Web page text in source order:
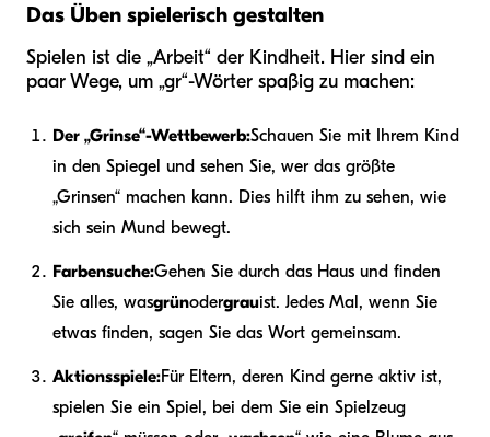
Das Üben spielerisch gestalten
Spielen ist die „Arbeit“ der Kindheit. Hier sind ein
paar Wege, um „gr“-Wörter spaßig zu machen:
Der „Grinse“-Wettbewerb:Schauen Sie mit Ihrem Kind
in den Spiegel und sehen Sie, wer das größte
„Grinsen“ machen kann. Dies hilft ihm zu sehen, wie
sich sein Mund bewegt.
Farbensuche:Gehen Sie durch das Haus und finden
Sie alles, wasgrünodergrauist. Jedes Mal, wenn Sie
etwas finden, sagen Sie das Wort gemeinsam.
Aktionsspiele:Für Eltern, deren Kind gerne aktiv ist,
spielen Sie ein Spiel, bei dem Sie ein Spielzeug